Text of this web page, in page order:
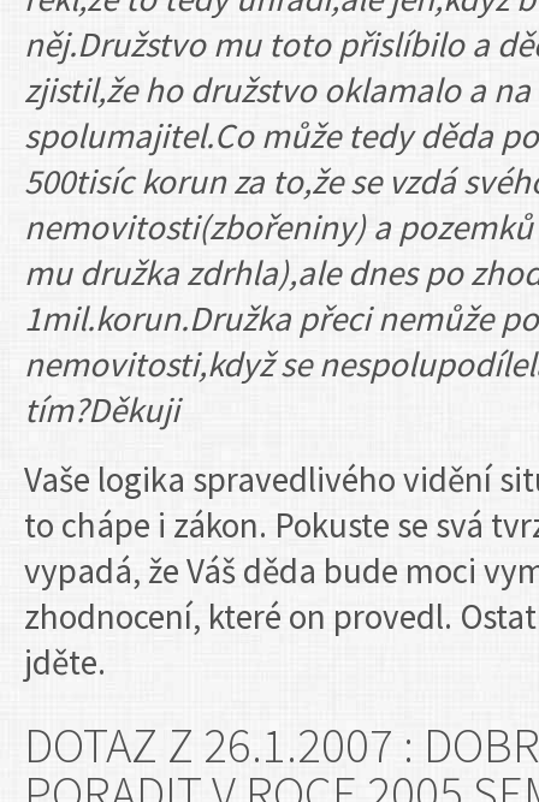
něj.Družstvo mu toto přislíbilo a
zjistil,že ho družstvo oklamalo a
spolumajitel.Co může tedy děda
500tisíc korun za to,že se vzdá
nemovitosti(zbořeniny) a
mu družka zdrhla),ale dnes po
1mil.korun.Družka přeci nemůže
nemovitosti,když se
tím?Děkuji
Vaše logika spravedlivého vidění
to chápe i zákon. Pokuste se svá
vypadá, že Váš děda bude moci
zhodnocení, které on provedl.
jděte.
DOTAZ Z 26.1.2007 :